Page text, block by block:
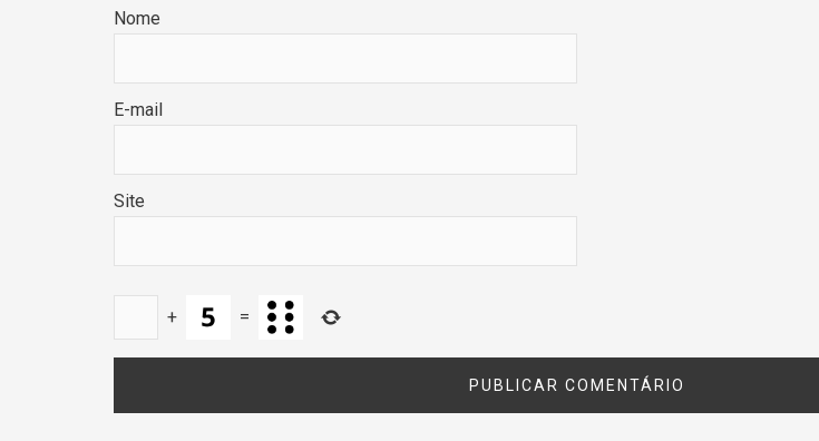
Nome
E-mail
Site
+ =